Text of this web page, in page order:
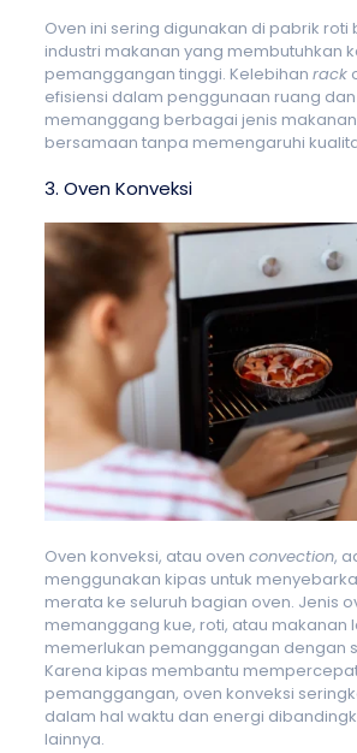
Oven ini sering digunakan di pabrik roti
industri makanan yang membutuhkan
pemanggangan tinggi. Kelebihan rack
efisiensi dalam penggunaan ruang
memanggang berbagai jenis
bersamaan tanpa memengaruhi
3. Oven Konveksi
Oven konveksi, atau oven convection,
menggunakan kipas untuk
merata ke seluruh bagian oven. Jenis
memanggang kue, roti, atau makanan
memerlukan pemanggangan dengan
Karena kipas membantu
pemanggangan, oven konveksi
dalam hal waktu dan energi
lainnya.